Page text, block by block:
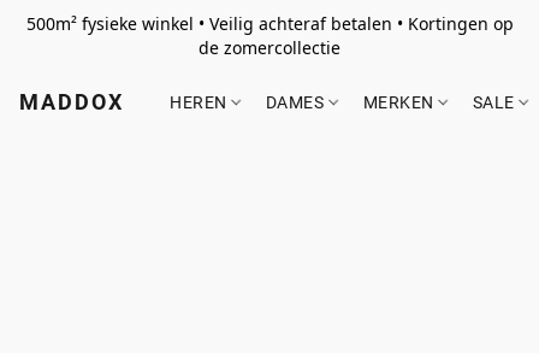
500m² fysieke winkel • Veilig achteraf betalen • Kortingen op
de zomercollectie
MADDOX HEREN DAMES MERKEN SALE